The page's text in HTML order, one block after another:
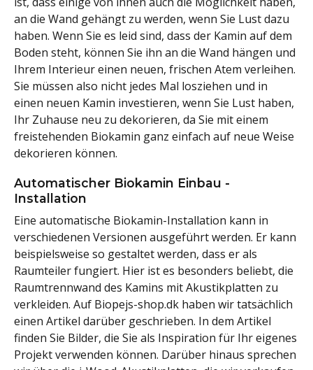
an die Wand gehängt zu werden, wenn Sie Lust dazu
haben. Wenn Sie es leid sind, dass der Kamin auf dem
Boden steht, können Sie ihn an die Wand hängen und
Ihrem Interieur einen neuen, frischen Atem verleihen.
Sie müssen also nicht jedes Mal losziehen und in
einen neuen Kamin investieren, wenn Sie Lust haben,
Ihr Zuhause neu zu dekorieren, da Sie mit einem
freistehenden Biokamin ganz einfach auf neue Weise
dekorieren können.
Automatischer Biokamin Einbau -
Installation
Eine automatische Biokamin-Installation kann in
verschiedenen Versionen ausgeführt werden. Er kann
beispielsweise so gestaltet werden, dass er als
Raumteiler fungiert. Hier ist es besonders beliebt, die
Raumtrennwand des Kamins mit Akustikplatten zu
verkleiden. Auf Biopejs-shop.dk haben wir tatsächlich
einen Artikel darüber geschrieben. In dem Artikel
finden Sie Bilder, die Sie als Inspiration für Ihr eigenes
Projekt verwenden können. Darüber hinaus sprechen